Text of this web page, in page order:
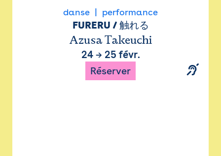
danse performance
FURERU / 触れる
Azusa Takeuchi
24→ 25 févr.
Réserver